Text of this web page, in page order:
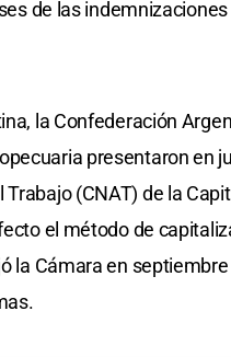
de las
la Confederación
presentaron en
(CNAT) de la
el método de
la Cámara en